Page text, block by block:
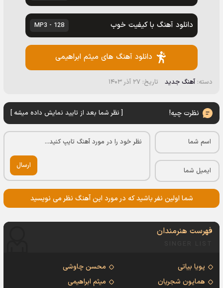
دانلود آهنگ با کیفیت خوب 128 - MP3
دانلود آهنگ های میثم ابراهیمی
دسته: آهنگ جدید تاریخ: ۲۷ آذر ۱۴۰۳
نظرت چیه! [ نظر شما بعد از تایید نمایش داده میشه ]
ارسال
شما اولین نفر باشید که در مورد این آهنگ نظر می نویسید
فهرست هنرمندان
پویا بیاتی
محسن چاوشی
همایون شجریان
میثم ابراهیمی